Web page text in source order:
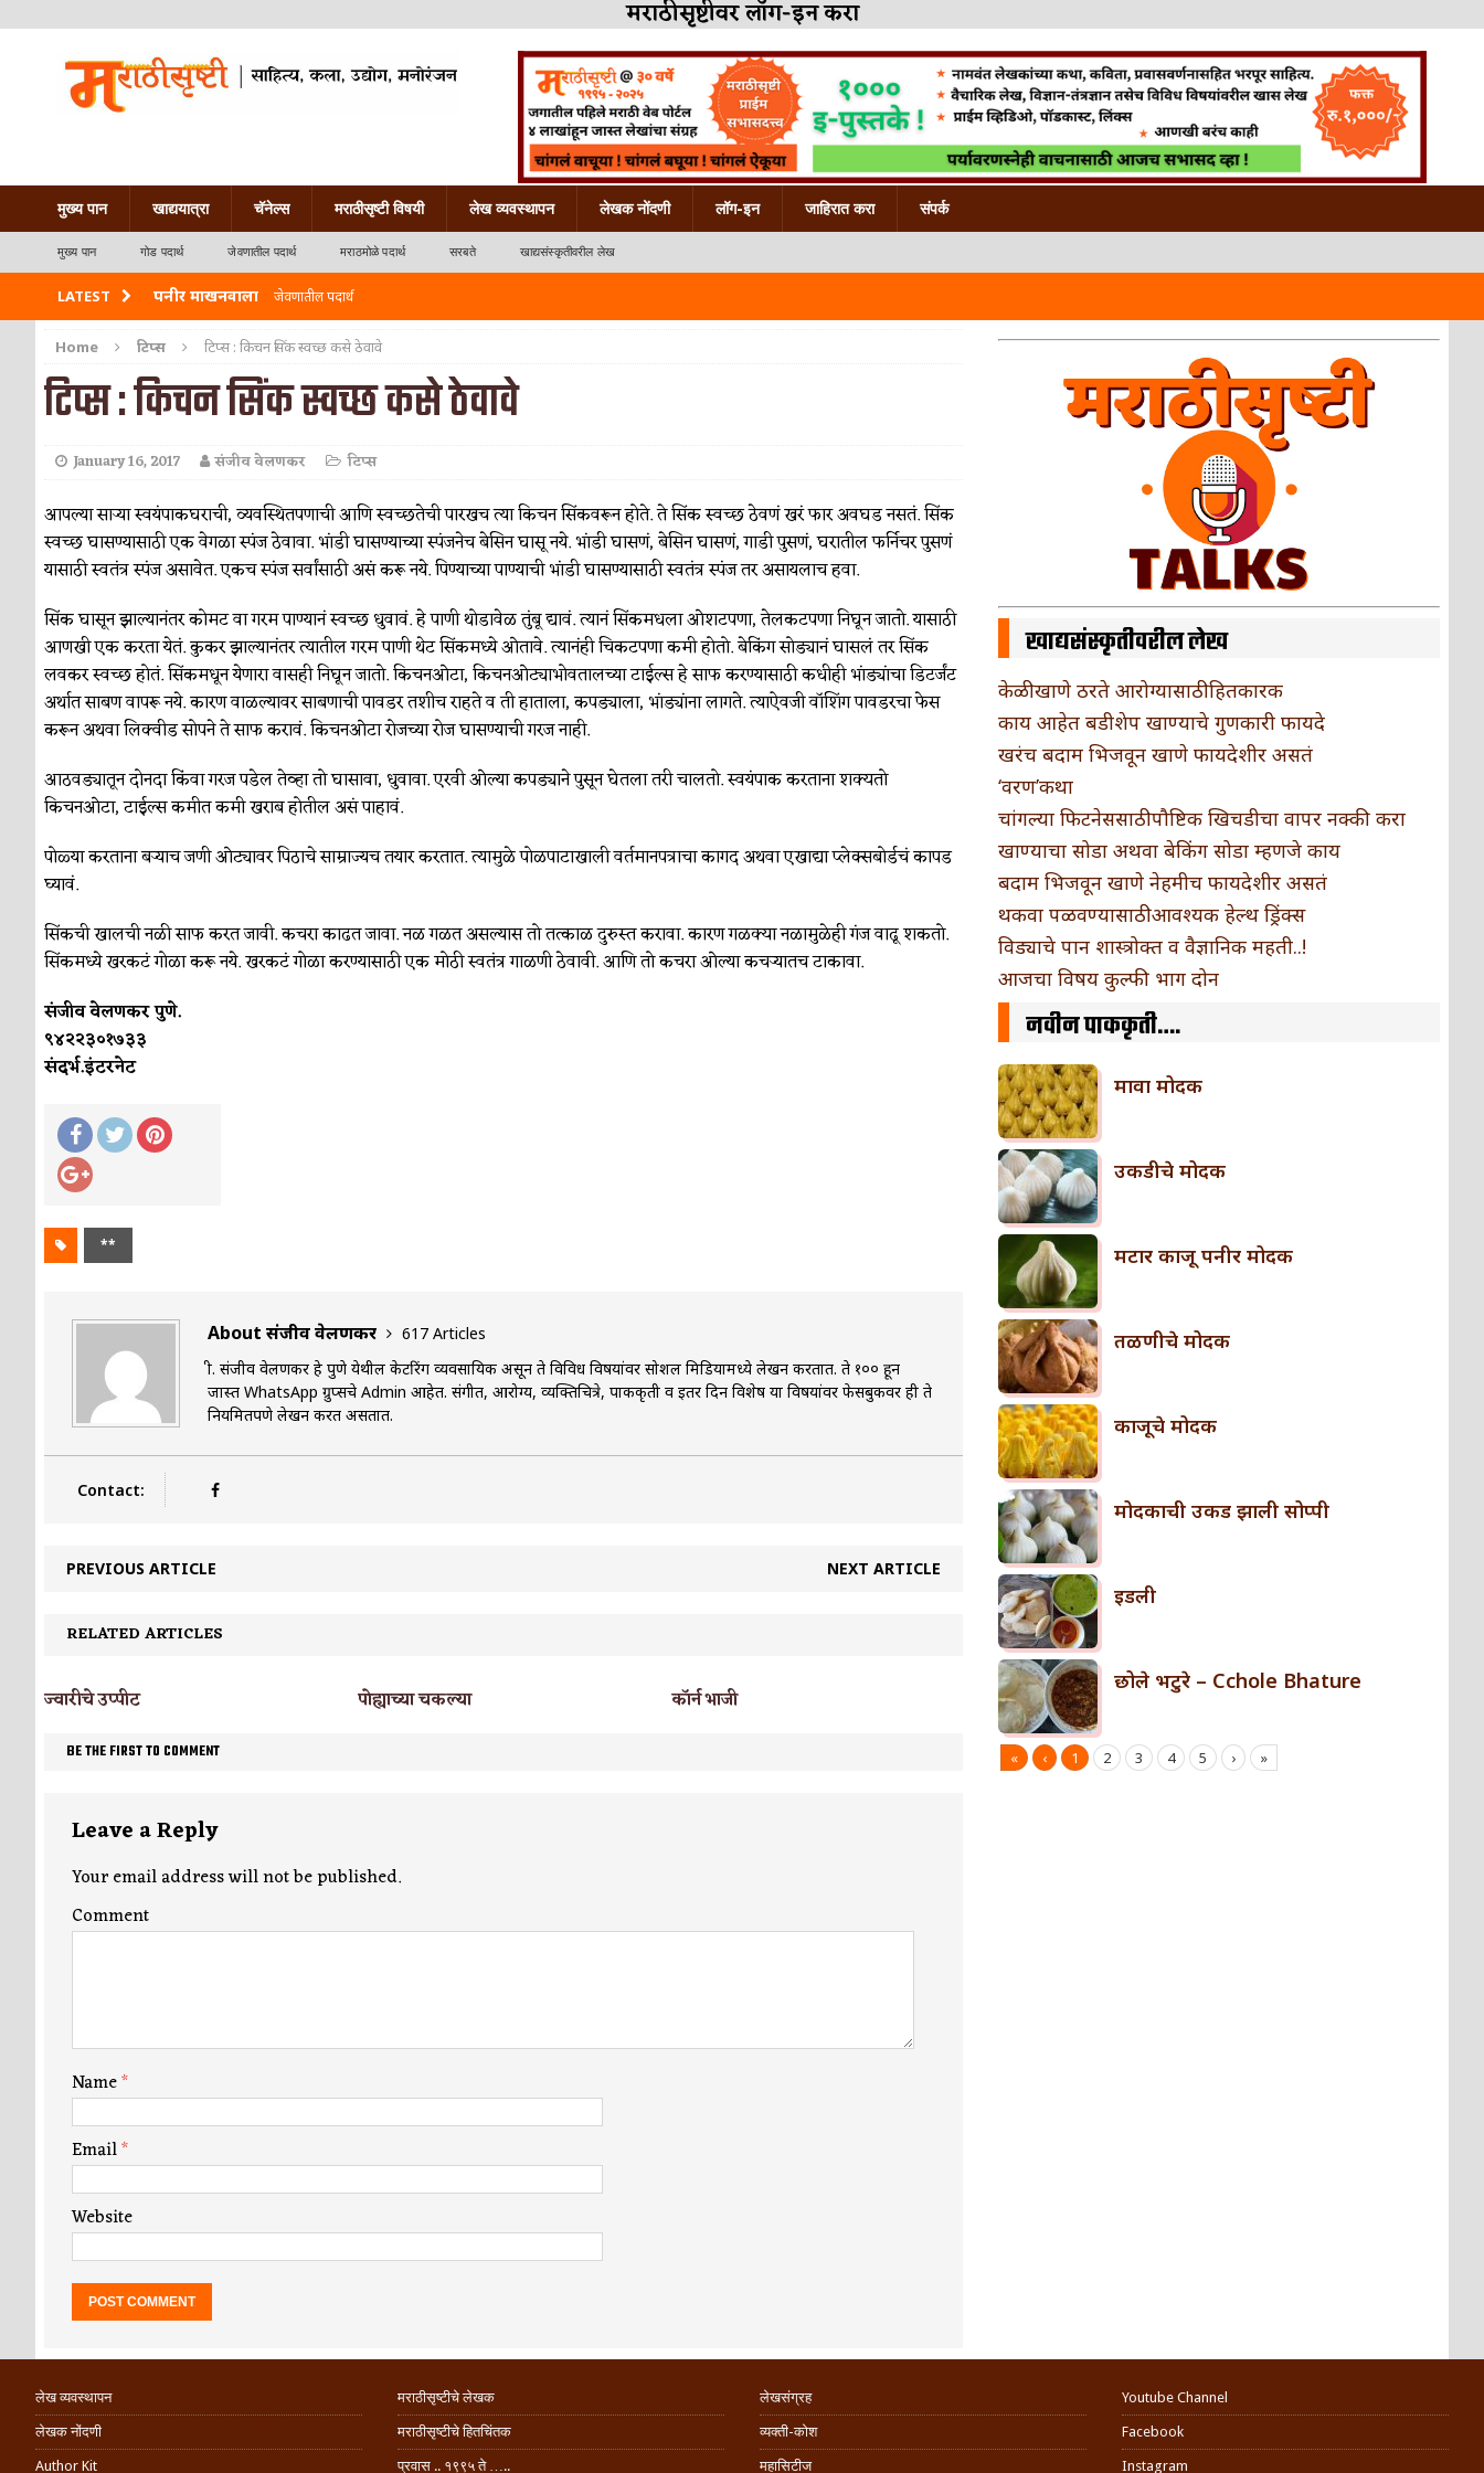
मराठीसृष्टीवर लॉग-इन करा
मुख्य पान खाद्ययात्रा चॅनेल्स मराठीसृष्टी विषयी लेख व्यवस्थापन लेखक नोंदणी लॉग-इन जाहिरात करा संपर्क
मुख्य पान गोड पदार्थ जेवणातील पदार्थ मराठमोळे पदार्थ सरबते खाद्यसंस्कृतीवरील लेख
LATEST पनीर माखनवाला जेवणातील पदार्थ
पावभाजी जेवणातील पदार्थ
इडली नाश्त्याचे पदार्थ
Home टिप्स टिप्स : किचन सिंक स्वच्छ कसे ठेवावे
टिप्स : किचन सिंक स्वच्छ कसे ठेवावे
January 16, 2017 संजीव वेलणकर टिप्स
आपल्या साऱ्या स्वयंपाकघराची, व्यवस्थितपणाची आणि स्वच्छतेची पारखच त्या किचन सिंकवरून होते. ते सिंक स्वच्छ ठेवणं खरं फार अवघड नसतं. सिंक
स्वच्छ घासण्यासाठी एक वेगळा स्पंज ठेवावा. भांडी घासण्याच्या स्पंजनेच बेसिन घासू नये. भांडी घासणं, बेसिन घासणं, गाडी पुसणं, घरातील फर्निचर पुसणं
यासाठी स्वतंत्र स्पंज असावेत. एकच स्पंज सर्वांसाठी असं करू नये. पिण्याच्या पाण्याची भांडी घासण्यासाठी स्वतंत्र स्पंज तर असायलाच हवा.
सिंक घासून झाल्यानंतर कोमट वा गरम पाण्यानं स्वच्छ धुवावं. हे पाणी थोडावेळ तुंबू द्यावं. त्यानं सिंकमधला ओशटपणा, तेलकटपणा निघून जातो. यासाठी
आणखी एक करता येतं. कुकर झाल्यानंतर त्यातील गरम पाणी थेट सिंकमध्ये ओतावे. त्यानंही चिकटपणा कमी होतो. बेकिंग सोड्यानं घासलं तर सिंक
लवकर स्वच्छ होतं. सिंकमधून येणारा वासही निघून जातो. किचनओटा, किचनओट्याभोवतालच्या टाईल्स हे साफ करण्यासाठी कधीही भांड्यांचा डिटर्जंट
अर्थात साबण वापरू नये. कारण वाळल्यावर साबणाची पावडर तशीच राहते व ती हाताला, कपड्याला, भांड्यांना लागते. त्याऐवजी वॉशिंग पावडरचा फेस
करून अथवा लिक्वीड सोपने ते साफ करावं. किचनओटा रोजच्या रोज घासण्याची गरज नाही.
आठवड्यातून दोनदा किंवा गरज पडेल तेव्हा तो घासावा, धुवावा. एरवी ओल्या कपड्याने पुसून घेतला तरी चालतो. स्वयंपाक करताना शक्यतो
किचनओटा, टाईल्स कमीत कमी खराब होतील असं पाहावं.
पोळ्या करताना बऱ्याच जणी ओट्यावर पिठाचे साम्राज्यच तयार करतात. त्यामुळे पोळपाटाखाली वर्तमानपत्राचा कागद अथवा एखाद्या प्लेक्सबोर्डचं कापड
घ्यावं.
सिंकची खालची नळी साफ करत जावी. कचरा काढत जावा. नळ गळत असल्यास तो तत्काळ दुरुस्त करावा. कारण गळक्या नळामुळेही गंज वाढू शकतो.
सिंकमध्ये खरकटं गोळा करू नये. खरकटं गोळा करण्यासाठी एक मोठी स्वतंत्र गाळणी ठेवावी. आणि तो कचरा ओल्या कचऱ्यातच टाकावा.
संजीव वेलणकर पुणे.
९४२२३०१७३३
संदर्भ.इंटरनेट
**
About संजीव वेलणकर
617 Articles
श्री. संजीव वेलणकर हे पुणे येथील केटरिंग व्यवसायिक असून ते विविध विषयांवर सोशल मिडियामध्ये लेखन करतात. ते १०० हून
जास्त WhatsApp ग्रुप्सचे Admin आहेत. संगीत, आरोग्य, व्यक्तिचित्रे, पाककृती व इतर दिन विशेष या विषयांवर फेसबुकवर ही ते
नियमितपणे लेखन करत असतात.
Contact:
PREVIOUS ARTICLE NEXT ARTICLE
RELATED ARTICLES
ज्वारीचे उप्पीट पोह्याच्या चकल्या कॉर्न भाजी
BE THE FIRST TO COMMENT
Leave a Reply
Your email address will not be published.
Comment
Name*
Email*
Website
खाद्यसंस्कृतीवरील लेख
केळी खाणे ठरते आरोग्यासाठी हितकारक
काय आहेत बडीशेप खाण्याचे गुणकारी फायदे
खरंच बदाम भिजवून खाणे फायदेशीर असतं
‘वरण’कथा
चांगल्या फिटनेससाठी पौष्टिक खिचडीचा वापर नक्की करा
खाण्याचा सोडा अथवा बेकिंग सोडा म्हणजे काय
बदाम भिजवून खाणे नेहमीच फायदेशीर असतं
थकवा पळवण्यासाठी आवश्यक हेल्थ ड्रिंक्स
विड्याचे पान शास्त्रोक्त व वैज्ञानिक महती..!
आजचा विषय कुल्फी भाग दोन
नवीन पाककृती….
मावा मोदक
उकडीचे मोदक
मटार काजू पनीर मोदक
तळणीचे मोदक
काजूचे मोदक
मोदकाची उकड झाली सोप्पी
इडली
छोले भटुरे – Cchole Bhature
« ‹ 1 2 3 4 5 › »
लेख व्यवस्थापन
लेखक नोंदणी
Author Kit
मराठीसृष्टीचे लेखक
मराठीसृष्टीचे हितचिंतक
प्रवास .. १९९५ ते …..
लेखसंग्रह
व्यक्ती-कोश
महासिटीज
Youtube Channel
Facebook
Instagram